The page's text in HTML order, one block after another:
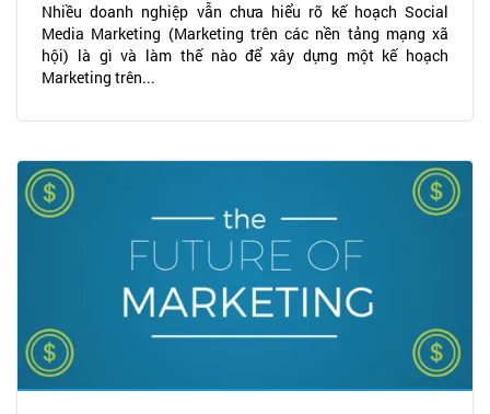
Nhiều doanh nghiệp vẫn chưa hiểu rõ kế hoạch Social
Media Marketing (Marketing trên các nền tảng mạng xã
hội) là gì và làm thế nào để xây dựng một kế hoạch
Marketing trên...